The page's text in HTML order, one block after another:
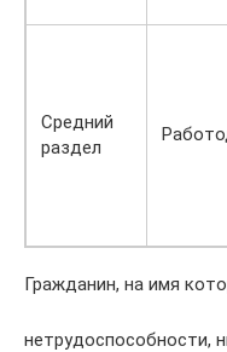
Средний
раздел
Гражданин, на имя
нетрудоспособности,